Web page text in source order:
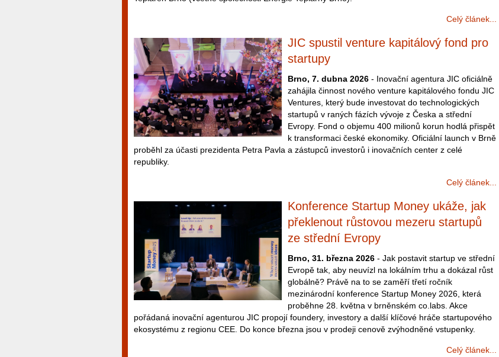
Celý článek...
JIC spustil venture kapitálový fond pro
startupy
Brno, 7. dubna 2026 - Inovační agentura JIC oficiálně
zahájila činnost nového venture kapitálového fondu JIC
Ventures, který bude investovat do technologických
startupů v raných fázích vývoje z Česka a střední
Evropy. Fond o objemu 400 milionů korun hodlá přispět
k transformaci české ekonomiky. Oficiální launch v Brně
proběhl za účasti prezidenta Petra Pavla a zástupců investorů i inovačních center z celé
republiky.
Celý článek...
Konference Startup Money ukáže, jak
překlenout růstovou mezeru startupů
ze střední Evropy
Brno, 31. března 2026 - Jak postavit startup ve střední
Evropě tak, aby neuvízl na lokálním trhu a dokázal růst
globálně? Právě na to se zaměří třetí ročník
mezinárodní konference Startup Money 2026, která
proběhne 28. května v brněnském co.labs. Akce
pořádaná inovační agenturou JIC propojí foundery, investory a další klíčové hráče startupového
ekosystému z regionu CEE. Do konce března jsou v prodeji cenově zvýhodněné vstupenky.
Celý článek...